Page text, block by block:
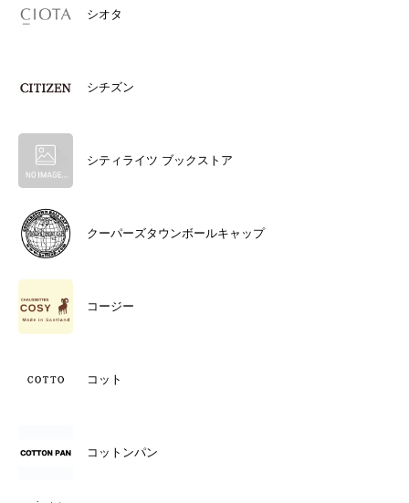
シオタ
シチズン
シティライツ ブックストア
クーパーズタウンボールキャップ
コージー
コット
コットンパン